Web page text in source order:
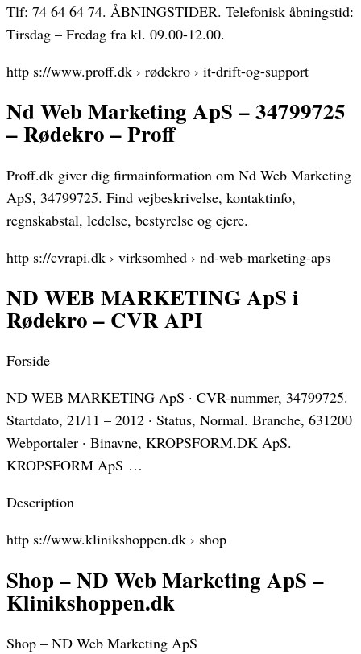
Tlf: 74 64 64 74. ÅBNINGSTIDER. Telefonisk åbningstid:
Tirsdag – Fredag fra kl. 09.00-12.00.
http s://www.proff.dk › rødekro › it-drift-og-support
Nd Web Marketing ApS – 34799725
– Rødekro – Proff
Proff.dk giver dig firmainformation om Nd Web Marketing
ApS, 34799725. Find vejbeskrivelse, kontaktinfo,
regnskabstal, ledelse, bestyrelse og ejere.
http s://cvrapi.dk › virksomhed › nd-web-marketing-aps
ND WEB MARKETING ApS i
Rødekro – CVR API
Forside
ND WEB MARKETING ApS · CVR-nummer, 34799725.
Startdato, 21/11 – 2012 · Status, Normal. Branche, 631200
Webportaler · Binavne, KROPSFORM.DK ApS.
KROPSFORM ApS …
Description
http s://www.klinikshoppen.dk › shop
Shop – ND Web Marketing ApS –
Klinikshoppen.dk
Shop – ND Web Marketing ApS